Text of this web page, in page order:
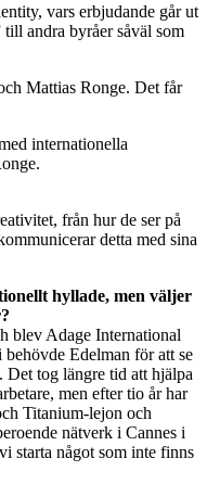
vars erbjudande går ut
andra byråer såväl som
Mattias Ronge. Det får
internationella
från hur de ser på
detta med sina
hyllade, men väljer
blev Adage International
Edelman för att se
tog längre tid att hjälpa
men efter tio år har
Titanium-lejon och
nätverk i Cannes i
starta något som inte finns